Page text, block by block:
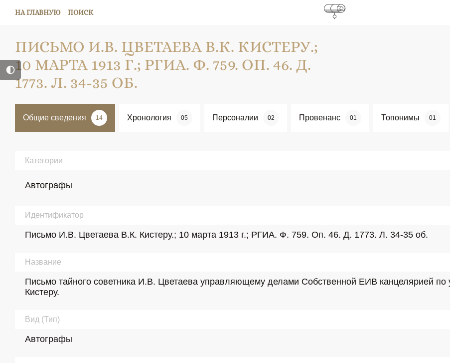
НА ГЛАВНУЮ ПОИСК
ПИСЬМО И.В. ЦВЕТАЕВА В.К. КИСТЕРУ.;
10 МАРТА 1913 Г.; РГИА. Ф. 759. ОП. 46. Д.
1773. Л. 34-35 ОБ.
Общие сведения 14 Хронология 05 Персоналии 02 Провенанс 01 Топонимы 01
Категории
Автографы
Идентификатор
Письмо И.В. Цветаева В.К. Кистеру.; 10 марта 1913 г.; РГИА. Ф. 759. Оп. 46. Д. 1773. Л. 34-35 об.
Название
Письмо тайного советника И.В. Цветаева управляющему делами Собственной ЕИВ канцелярией
Кистеру.
Вид (Тип)
Автографы